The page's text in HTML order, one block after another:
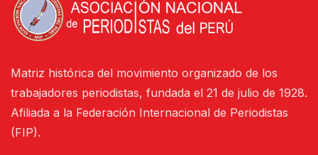
Matriz histórica del movimiento organizado de los
trabajadores periodistas, fundada el 21 de julio de 1928.
Afiliada a la Federación Internacional de Periodistas
(FIP).